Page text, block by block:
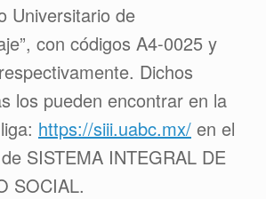
Universitario de
con códigos A4-0025 y
Dichos
los pueden encontrar en la
https://siii.uabc.mx/ en el
SISTEMA INTEGRAL DE
SOCIAL.